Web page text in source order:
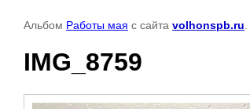
Альбом Работы мая с сайта volhonspb.ru
IMG_8759